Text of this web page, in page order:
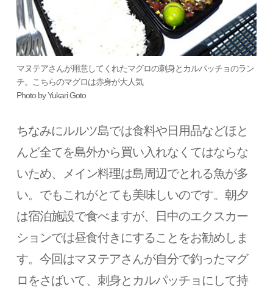
マヌテアさんが用意してくれたマグロの刺身とカルパッチョのラン
チ。こちらのマグロは赤身が大人気
Photo by Yukari Goto
ちなみにルルツ島では食料や日用品などほと
んど全てを島外から買い入れなくてはならな
いため、メイン料理は島周辺でとれる魚が多
い。でもこれがとても美味しいのです。朝夕
は宿泊施設で食べますが、日中のエクスカー
ションでは昼食付きにすることをお勧めしま
す。今回はマヌテアさんが自分で釣ったマグ
ロをさばいて、刺身とカルパッチョにして持